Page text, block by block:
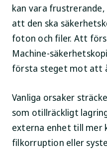
kan vara
att den ska
foton och filer. Att
Machine-
första steget mot att
Vanliga orsaker
som otillräckligt
externa enhet till mer
filkorruption eller